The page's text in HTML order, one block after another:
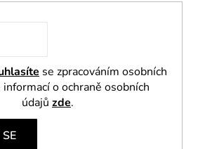
se zpracováním osobních
informací o ochraně osobních
údajů zde.